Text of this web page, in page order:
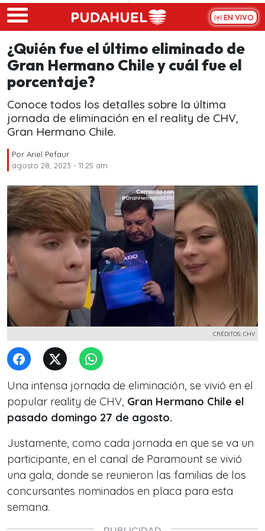
Skip to main content
EN VIVO
¿Quién fue el último eliminado de
Gran Hermano Chile y cuál fue el
porcentaje?
Conoce todos los detalles sobre la última
jornada de eliminación en el reality de CHV,
Gran Hermano Chile.
Por Ariel Pefaur
agosto 28, 2023 - 11:25 am
CRÉDITOS: CHV
Una intensa jornada de eliminación, se vivió en el
popular reality de CHV, Gran Hermano Chile el
pasado domingo 27 de agosto.
Justamente, como cada jornada en que se va un
participante, en el canal de Paramount se vivió
una gala, donde se reunieron las familias de los
concursantes nominados en placa para esta
semana.